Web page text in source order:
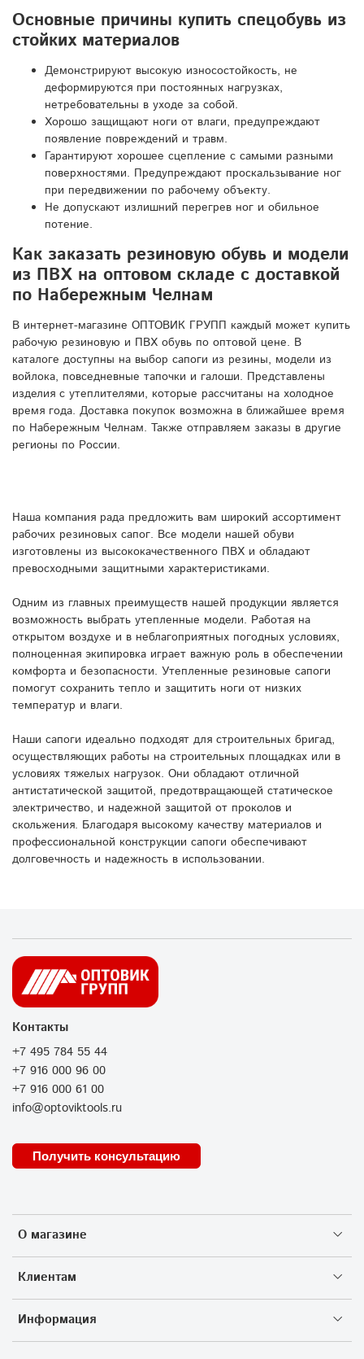
Основные причины купить спецобувь из
стойких материалов
Демонстрируют высокую износостойкость, не
деформируются при постоянных нагрузках,
нетребовательны в уходе за собой.
Хорошо защищают ноги от влаги, предупреждают
появление повреждений и травм.
Гарантируют хорошее сцепление с самыми разными
поверхностями. Предупреждают проскальзывание ног
при передвижении по рабочему объекту.
Не допускают излишний перегрев ног и обильное
потение.
Как заказать резиновую обувь и модели
из ПВХ на оптовом складе с доставкой
по Набережным Челнам
В интернет-магазине ОПТОВИК ГРУПП каждый может купить
рабочую резиновую и ПВХ обувь по оптовой цене. В
каталоге доступны на выбор сапоги из резины, модели из
войлока, повседневные тапочки и галоши. Представлены
изделия с утеплителями, которые рассчитаны на холодное
время года. Доставка покупок возможна в ближайшее время
по Набережным Челнам. Также отправляем заказы в другие
регионы по России.
Наша компания рада предложить вам широкий ассортимент
рабочих резиновых сапог. Все модели нашей обуви
изготовлены из высококачественного ПВХ и обладают
превосходными защитными характеристиками.
Одним из главных преимуществ нашей продукции является
возможность выбрать утепленные модели. Работая на
открытом воздухе и в неблагоприятных погодных условиях,
полноценная экипировка играет важную роль в обеспечении
комфорта и безопасности. Утепленные резиновые сапоги
помогут сохранить тепло и защитить ноги от низких
температур и влаги.
Наши сапоги идеально подходят для строительных бригад,
осуществляющих работы на строительных площадках или в
условиях тяжелых нагрузок. Они обладают отличной
антистатической защитой, предотвращающей статическое
электричество, и надежной защитой от проколов и
скольжения. Благодаря высокому качеству материалов и
профессиональной конструкции сапоги обеспечивают
долговечность и надежность в использовании.
О магазине
Клиентам
Информация
Контакты
+7 495 784 55 44
+7 916 000 96 00
+7 916 000 61 00
info@optoviktools.ru
Получить консультацию